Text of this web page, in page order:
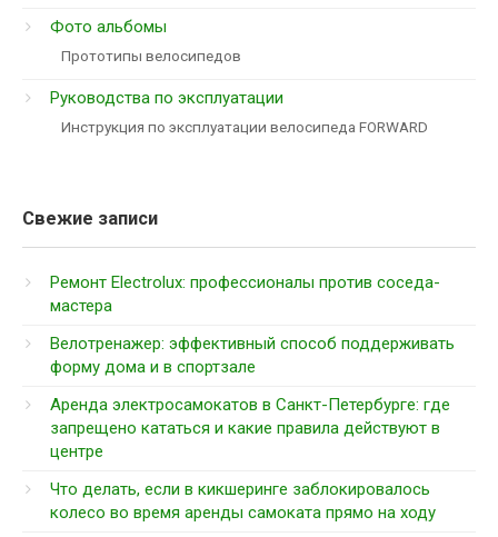
Фото альбомы
Прототипы велосипедов
Руководства по эксплуатации
Инструкция по эксплуатации велосипеда FORWARD
Свежие записи
Ремонт Electrolux: профессионалы против соседа-
мастера
Велотренажер: эффективный способ поддерживать
форму дома и в спортзале
Аренда электросамокатов в Санкт-Петербурге: где
запрещено кататься и какие правила действуют в
центре
Что делать, если в кикшеринге заблокировалось
колесо во время аренды самоката прямо на ходу